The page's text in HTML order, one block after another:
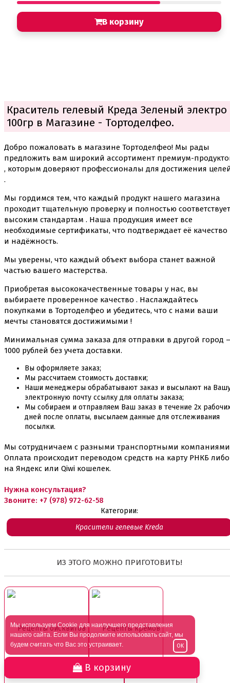
В корзину
В корзину
Краситель гелевый Креда Зеленый электро
100гр в Магазине - Тортоделфео.
Добро пожаловать в магазине Тортоделфео! Мы рады
предложить вам широкий ассортимент премиум-
, которым доверяют профессионалы для достижения
.
Мы гордимся тем, что каждый продукт нашего магазина
проходит тщательную проверку и полностью соответствует
высоким стандартам . Наша продукция имеет все
необходимые сертификаты, что подтверждает её качество
и надёжность.
Мы уверены, что каждый объект выбора станет важной
частью вашего мастерства.
Приобретая высококачественные товары у нас, вы
выбираете проверенное качество . Наслаждайтесь
покупками в Тортоделфео и убедитесь, что с нами ваши
мечты становятся достижимыми !
Минимальная сумма заказа для отправки в другой город
1000 рублей без учета доставки.
Вы оформляете заказ;
Мы рассчитаем стоимость доставки;
Наши менеджеры обрабатывают заказ и высылают на
электронную почту ссылку для оплаты заказа;
Мы собираем и отправляем Ваш заказ в течение 2х
дней после оплаты, высылаем данные для отслеживания
посылки.
Мы сотрудничаем с разными транспортными
Оплата происходит переводом средств на карту РНКБ либо
на Яндекс или Qiwi кошелек.
Нужна консультация?
Звоните: +7 (978) 972-62-58
Категории:
Красители гелевые Kreda
ИЗ ЭТОГО МОЖНО ПРИГОТОВИТЬ!
Рецепты бисквитов Рецепты кремов
Мы используем Cookie для наилучшего представления
нашего сайта. Если Вы продолжите использовать сайт, мы
будем считать что Вас это устраивает.
OK